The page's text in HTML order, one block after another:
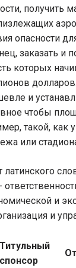
получить
опасности
заказать и
которых
и
чтобы
такой, как
или
латинского
и
и
Титульный
спонсор